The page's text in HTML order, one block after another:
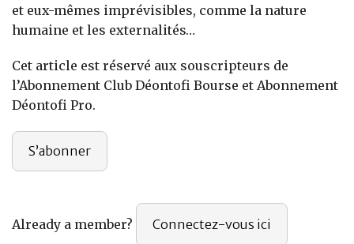
et eux-mêmes imprévisibles, comme la nature
humaine et les externalités…
Cet article est réservé aux souscripteurs de
l’Abonnement Club Déontofi Bourse et Abonnement
Déontofi Pro.
S’abonner
Already a member? Connectez-vous ici